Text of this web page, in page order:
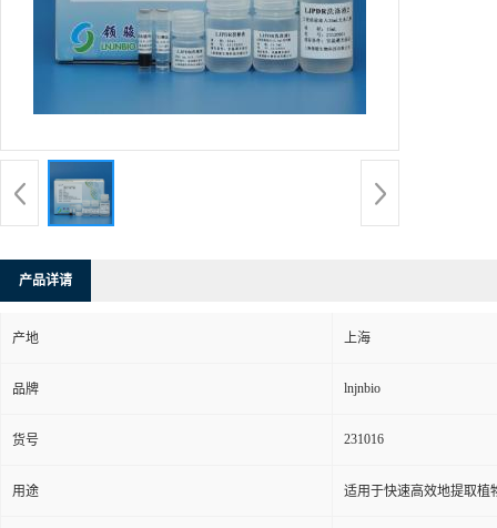
产品详请
产地 上海
品牌 lnjnbio
货号 231016
用途 适用于快速高效地提取植